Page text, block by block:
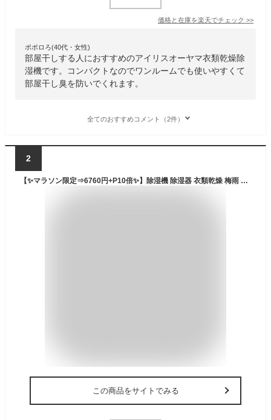
価格と在庫を楽天でチェック >>
ポポロろ(40代・女性)
部屋干しする人におすすめのアイリスオーヤマ衣類乾燥除
湿機です。コンパクトなのでワンルームでも使いやすくて
部屋干し臭を防いでくれます。
全てのおすすめコメント（2件）
2
【✨マラソン限定⇒6760円+P10倍✨】除湿機 除湿器 衣類乾燥 梅雨 コンパクト 1.7L 大容量 ペルチェ式 小型 省エネ 強力除湿 浄化 脱臭 超静音 部屋干し 自動停止 自動除霜 睡眠 タイマー 7色ランプ 脱衣所 台所 梅雨 湿気 結露 カビ防止 脱臭 除湿乾燥機 新生活 PSE
この商品をサイトでみる